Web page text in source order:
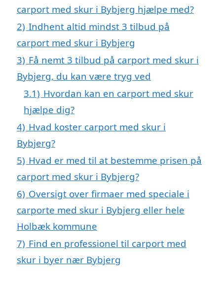
carport med skur i Bybjerg hjælpe med?
2) Indhent altid mindst 3 tilbud på
carport med skur i Bybjerg
3) Få nemt 3 tilbud på carport med skur i
Bybjerg, du kan være tryg ved
3.1) Hvordan kan en carport med skur
hjælpe dig?
4) Hvad koster carport med skur i
Bybjerg?
5) Hvad er med til at bestemme prisen på
carport med skur i Bybjerg?
6) Oversigt over firmaer med speciale i
carporte med skur i Bybjerg eller hele
Holbæk kommune
7) Find en professionel til carport med
skur i byer nær Bybjerg